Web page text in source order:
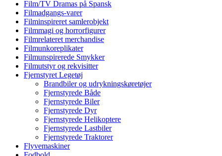
Film/TV Dramas på Spansk
Filmadgangs-varer
Filminspireret samlerobjekt
Filmmagi og horrorfigurer
Filmrelateret merchandise
Filmunkoreplikater
Filmunspirerede Smykker
Filmutstyr og rekvisitter
Fjernstyret Legetøj
Brandbiler og udrykningskøretøjer
Fjernstyrede Både
Fjernstyrede Biler
Fjernstyrede Dyr
Fjernstyrede Helikoptere
Fjernstyrede Lastbiler
Fjernstyrede Traktorer
Flyvemaskiner